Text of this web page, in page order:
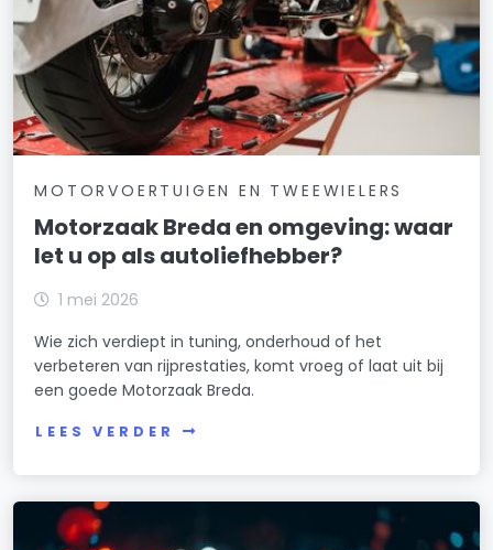
MOTORVOERTUIGEN EN TWEEWIELERS
Motorzaak Breda en omgeving: waar
let u op als autoliefhebber?
1 mei 2026
Wie zich verdiept in tuning, onderhoud of het
verbeteren van rijprestaties, komt vroeg of laat uit bij
een goede Motorzaak Breda.
LEES VERDER